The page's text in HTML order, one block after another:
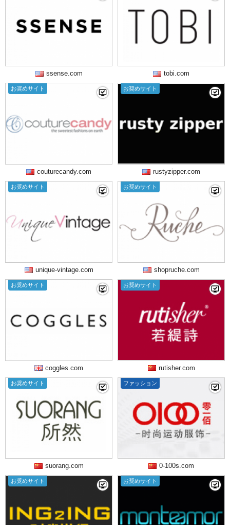
ssense.com tobi.com
お奨めサイト
couturecandy.com
お奨めサイト
rustyzipper.com
お奨めサイト
unique-vintage.com
お奨めサイト
shopruche.com
お奨めサイト
coggles.com
お奨めサイト
rutisher.com
お奨めサイト
suorang.com
ファッション
0-100s.com
お奨めサイト お奨めサイト